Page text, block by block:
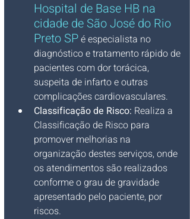
Hospital de Base HB na
cidade de São José do Rio
Preto SP é especialista no
diagnóstico e tratamento rápido de
pacientes com dor torácica,
suspeita de infarto e outras
complicações cardiovasculares.
Classificação de Risco: Realiza a
Classificação de Risco para
promover melhorias na
organização destes serviços, onde
os atendimentos são realizados
conforme o grau de gravidade
apresentado pelo paciente, por
riscos.